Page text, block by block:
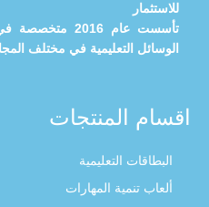
للاستثمار
تأسست عام 2016
الوسائل التعليمية في مختلف
اقسام المنتجات
البطاقات التعليمية
ألعاب تنمية المهارات